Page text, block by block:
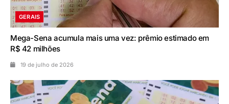
GERAIS
Mega-Sena acumula mais uma vez: prêmio estimado em
R$ 42 milhões
19 de julho de 2026